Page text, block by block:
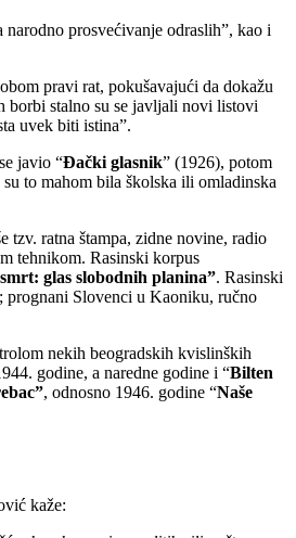
narodno prosvećivanje odraslih”, kao i
pravi rat, pokušavajući da dokažu
borbi stalno su se javljali novi listovi
uvek biti istina”.
javio “Đački glasnik” (1926), potom
to mahom bila školska ili omladinska
tzv. ratna štampa, zidne novine, radio
tehnikom. Rasinski korpus
glas slobodnih planina”. Rasinski
prognani Slovenci u Kaoniku, ručno
nekih beogradskih kvislinških
godine, a naredne godine i “Bilten
, odnosno 1946. godine “Naše
kaže: